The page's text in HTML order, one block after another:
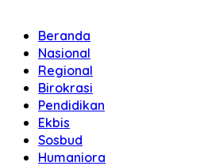
Beranda
Nasional
Regional
Birokrasi
Pendidikan
Ekbis
Sosbud
Humaniora